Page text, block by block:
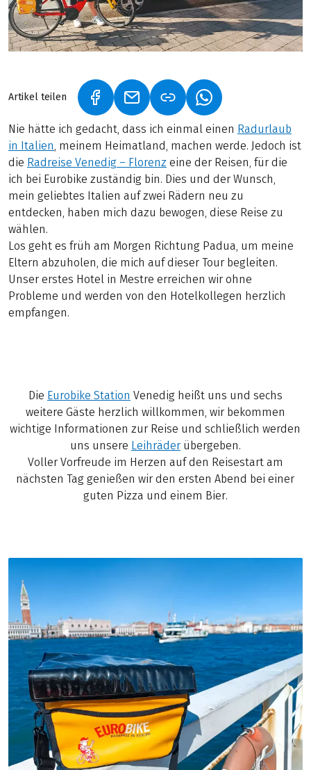
Artikel teilen (LINK ÖFFNET IN NEUEM TAB)
(LINK ÖFFNET IN NEUEM TAB)
(LINK ÖFFNET IN
Nie hätte ich gedacht, dass ich einmal einen Radurlaub
in Italien, meinem Heimatland, machen werde. Jedoch ist
die Radreise Venedig – Florenz eine der Reisen, für die
ich bei Eurobike zuständig bin. Dies und der Wunsch,
mein geliebtes Italien auf zwei Rädern neu zu
entdecken, haben mich dazu bewogen, diese Reise zu
wählen.
Los geht es früh am Morgen Richtung Padua, um meine
Eltern abzuholen, die mich auf dieser Tour begleiten.
Unser erstes Hotel in Mestre erreichen wir ohne
Probleme und werden von den Hotelkollegen herzlich
empfangen.
Die Eurobike Station Venedig heißt uns und sechs
weitere Gäste herzlich willkommen, wir bekommen
wichtige Informationen zur Reise und schließlich werden
uns unsere Leihräderübergeben.
Voller Vorfreude im Herzen auf den Reisestart am
nächsten Tag genießen wir den ersten Abend bei einer
guten Pizza und einem Bier.